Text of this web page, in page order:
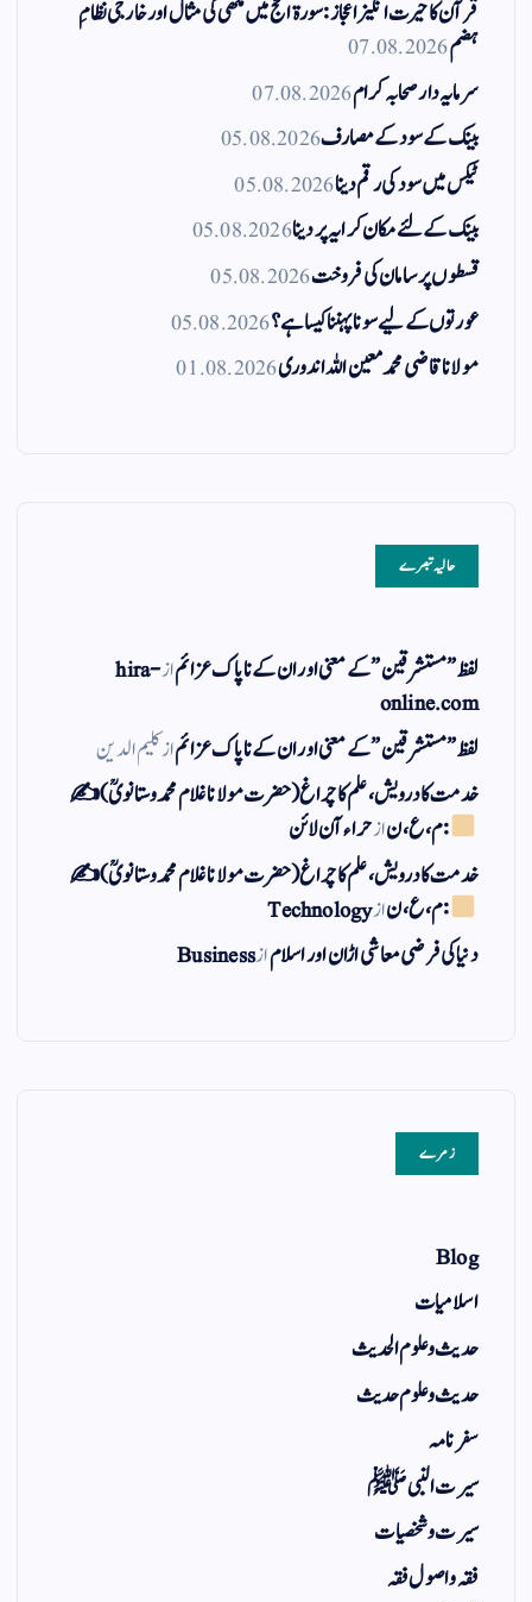
قرآن کا حیرت انگیز اعجاز: سورۃ الحج میں مکھی کی مثال اور خارجی نظامِ
ہضم07.08.2026
سرمایہ دار صحابہ کرام07.08.2026
بینک کے سود کے مصارف05.08.2026
ٹیکس میں سود کی رقم دینا05.08.2026
بینک کے لئے مکان کرایہ پر دینا05.08.2026
قسطوں پر سامان کی فروخت05.08.2026
عورتوں کے لیے سونا پہننا کیسا ہے؟05.08.2026
مولانا قاضی محمد معین اللہ اندوری01.08.2026
حالیہ تبصرے
لفظ ” مستشرقین ” کے معنی اور ان کے نا پاک عزائمازhira-
online.com
لفظ ” مستشرقین ” کے معنی اور ان کے نا پاک عزائمازکلیم الدین
خدمت کا درویش، علم کا چراغ(حضرت مولانا غلام محمد وستانویؒ)✍
: م ، ع ، نازحراء آن لائن
خدمت کا درویش، علم کا چراغ(حضرت مولانا غلام محمد وستانویؒ)✍
: م ، ع ، نازTechnology
دنیا کی فرضی معاشی اڑان اور اسلامازBusiness
زمرے
Blog
اسلامیات
حدیث و علوم الحدیث
حدیث و علوم حدیث
سفر نامہ
سیرت النبی ﷺ
سیرت و شخصیات
فقہ و اصول فقہ